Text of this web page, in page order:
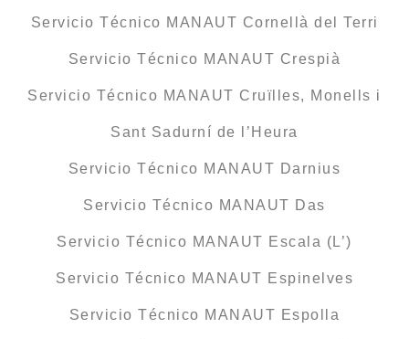
Servicio Técnico MANAUT Cornellà del Terri
Servicio Técnico MANAUT Crespià
Servicio Técnico MANAUT Cruïlles, Monells i
Sant Sadurní de l’Heura
Servicio Técnico MANAUT Darnius
Servicio Técnico MANAUT Das
Servicio Técnico MANAUT Escala (L’)
Servicio Técnico MANAUT Espinelves
Servicio Técnico MANAUT Espolla